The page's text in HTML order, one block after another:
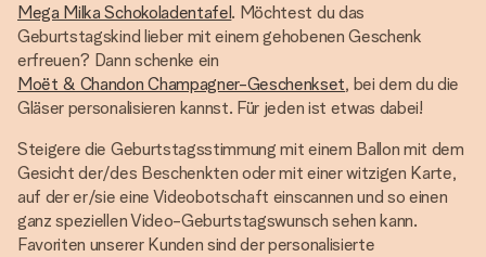
Mega Milka Schokoladentafel. Möchtest du das
Geburtstagskind lieber mit einem gehobenen Geschenk
erfreuen? Dann schenke ein
Moët & Chandon Champagner-Geschenkset, bei dem du die
Gläser personalisieren kannst. Für jeden ist etwas dabei!
Steigere die Geburtstagsstimmung mit einem Ballon mit dem
Gesicht der/des Beschenkten oder mit einer witzigen Karte,
auf der er/sie eine Videobotschaft einscannen und so einen
ganz speziellen Video-Geburtstagswunsch sehen kann.
Favoriten unserer Kunden sind der personalisierte